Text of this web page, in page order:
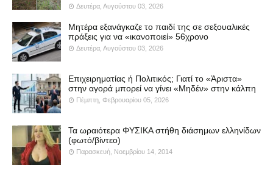
Δευτέρα, Αυγούστου 03, 2026
Μητέρα εξανάγκαζε το παιδί της σε σεξουαλικές
πράξεις για να «ικανοποιεί» 56χρονο
Δευτέρα, Αυγούστου 03, 2026
Επιχειρηματίας ή Πολιτικός; Γιατί το «Άριστα»
στην αγορά μπορεί να γίνει «Μηδέν» στην κάλπη
Πέμπτη, Φεβρουαρίου 05, 2026
Τα ωραιότερα ΦΥΣΙΚΑ στήθη διάσημων ελληνίδων
(φωτό/βίντεο)
Παρασκευή, Νοεμβρίου 14, 2014